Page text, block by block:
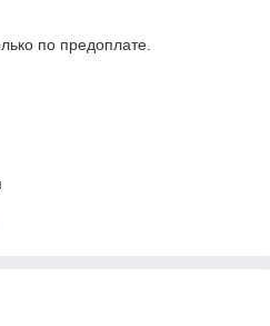
по предоплате.